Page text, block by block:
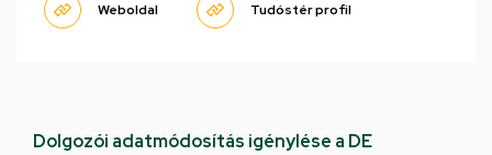
Weboldal Tudóstér profil
Dolgozói adatmódosítás igénylése a DE